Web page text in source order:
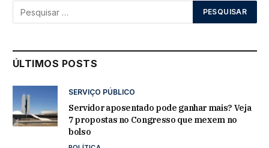
ÚLTIMOS POSTS
SERVIÇO PÚBLICO
Servidor aposentado pode ganhar mais? Veja
7 propostas no Congresso que mexem no
bolso